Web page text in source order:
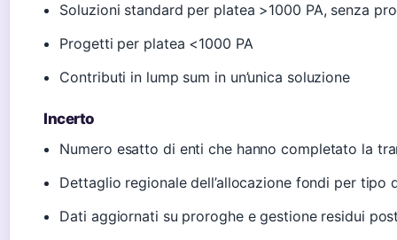
Soluzioni standard per platea >1000 PA, senza
Progetti per platea <1000 PA
Contributi in lump sum in un’unica soluzione
Incerto
Numero esatto di enti che hanno completato la
Dettaglio regionale dell’allocazione fondi per tipo
Dati aggiornati su proroghe e gestione residui